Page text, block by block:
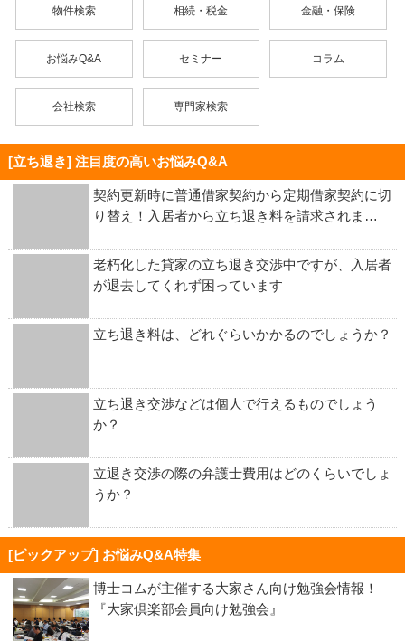
物件検索 相続・税金 金融・保険
お悩みQ&A セミナー コラム
会社検索 専門家検索
[立ち退き] 注目度の高いお悩みQ&A
契約更新時に普通借家契約から定期借家契約に切
り替え！入居者から立ち退き料を請求されま…
老朽化した貸家の立ち退き交渉中ですが、入居者
が退去してくれず困っています
立ち退き料は、どれぐらいかかるのでしょうか？
立ち退き交渉などは個人で行えるものでしょう
か？
立退き交渉の際の弁護士費用はどのくらいでしょ
うか？
[ピックアップ] お悩みQ&A特集
博士コムが主催する大家さん向け勉強会情報！
『大家倶楽部会員向け勉強会』